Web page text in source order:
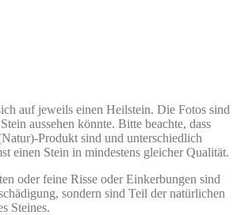
auf jeweils einen Heilstein. Die Fotos sind
aussehen könnte. Bitte beachte, dass
Produkt sind und unterschiedlich
einen Stein in mindestens gleicher Qualität.
oder feine Risse oder Einkerbungen sind
sondern sind Teil der natürlichen
Steines.